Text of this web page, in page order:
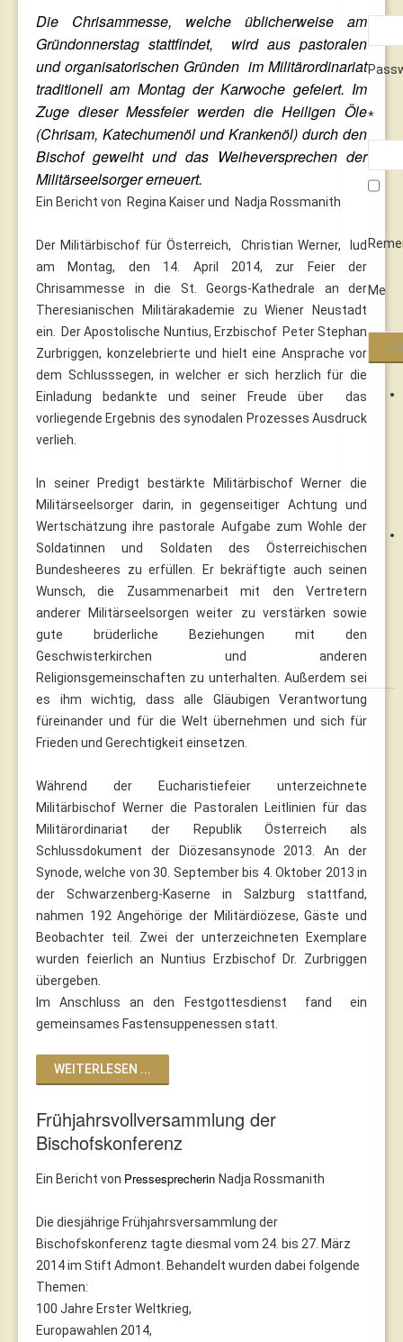
*
Me
Die Chrisammesse, welche üblicherweise am
Gründonnerstag stattfindet, wird aus pastoralen
und organisatorischen Gründen im Militärordinariat
traditionell am Montag der Karwoche gefeiert. Im
Zuge dieser Messfeier werden die Heiligen Öle
(Chrisam, Katechumenöl und Krankenöl) durch den
Bischof geweiht und das Weiheversprechen der
Militärseelsorger erneuert.
Ein Bericht von Regina Kaiser und Nadja Rossmanith
Der Militärbischof für Österreich, Christian Werner, lud
am Montag, den 14. April 2014, zur Feier der
Chrisammesse in die St. Georgs-Kathedrale an der
Theresianischen Militärakademie zu Wiener Neustadt
ein. Der Apostolische Nuntius, Erzbischof Peter Stephan
Zurbriggen, konzelebrierte und hielt eine Ansprache vor
dem Schlusssegen, in welcher er sich herzlich für die
Einladung bedankte und seiner Freude über das
vorliegende Ergebnis des synodalen Prozesses Ausdruck
verlieh.
In seiner Predigt bestärkte Militärbischof Werner die
Militärseelsorger darin, in gegenseitiger Achtung und
Wertschätzung ihre pastorale Aufgabe zum Wohle der
Soldatinnen und Soldaten des Österreichischen
Bundesheeres zu erfüllen. Er bekräftigte auch seinen
Wunsch, die Zusammenarbeit mit den Vertretern
anderer Militärseelsorgen weiter zu verstärken sowie
gute brüderliche Beziehungen mit den
Geschwisterkirchen und anderen
Religionsgemeinschaften zu unterhalten. Außerdem sei
es ihm wichtig, dass alle Gläubigen Verantwortung
füreinander und für die Welt übernehmen und sich für
Frieden und Gerechtigkeit einsetzen.
Während der Eucharistiefeier unterzeichnete
Militärbischof Werner die Pastoralen Leitlinien für das
Militärordinariat der Republik Österreich als
Schlussdokument der Diözesansynode 2013. An der
Synode, welche von 30. September bis 4. Oktober 2013 in
der Schwarzenberg-Kaserne in Salzburg stattfand,
nahmen 192 Angehörige der Militärdiözese, Gäste und
Beobachter teil. Zwei der unterzeichneten Exemplare
wurden feierlich an Nuntius Erzbischof Dr. Zurbriggen
übergeben.
Im Anschluss an den Festgottesdienst fand ein
gemeinsames Fastensuppenessen statt.
WEITERLESEN ...
Frühjahrsvollversammlung der
Bischofskonferenz
Ein Bericht von Pressesprecherin Nadja Rossmanith
Die diesjährige Frühjahrsversammlung der
Bischofskonferenz tagte diesmal vom 24. bis 27. März
2014 im Stift Admont. Behandelt wurden dabei folgende
Themen:
100 Jahre Erster Weltkrieg,
Europawahlen 2014,